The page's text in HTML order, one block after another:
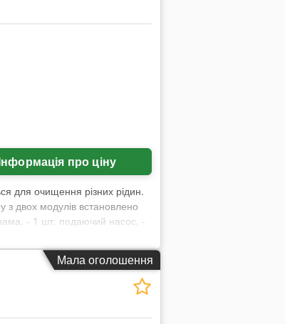
про ціну
для очищення різних рідин.
двох модулів встановлено
- 1 шт. подаючий насос, -
- 1 шт. мембранний насос
датчики тиску з індикацією, -
зборки установки на
Мала оголошення